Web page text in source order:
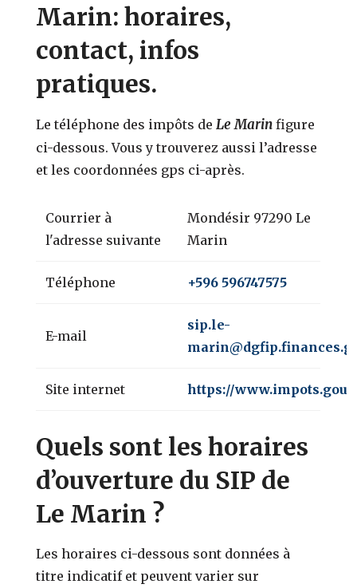
Marin: horaires,
contact, infos
pratiques.
Le téléphone des impôts de Le Marinfigure
ci-dessous. Vous y trouverez aussi l’adresse
et les coordonnées gps ci-après.
Courrier à
l'adresse suivante
Mondésir 97290 Le
Marin
Téléphone +596 596747575
E-mail
sip.le-
Site internet https://
Quels sont les horaires
d’ouverture du SIP de
Le Marin ?
Les horaires ci-dessous sont données à
titre indicatif et peuvent varier sur